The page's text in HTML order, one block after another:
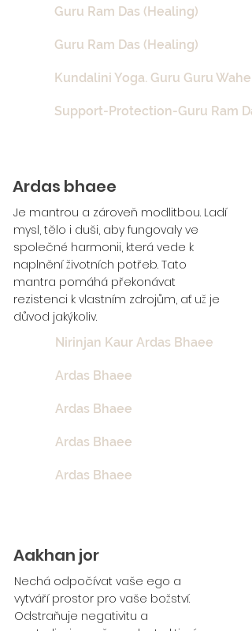
Guru Ram Das (Healing)
Guru Ram Das (Healing)
Kundalini Yoga. Guru Guru
Support-Protection-Guru Ram
Ardas bhaee
Je mantrou a zároveň modlitbou. Ladí
mysl, tělo i duši, aby fungovaly ve
společné harmonii, která vede k
naplnění životních potřeb. Tato
mantra pomáhá překonávat
rezistenci k vlastním zdrojům, ať už je
důvod jakýkoliv.
Nirinjan Kaur Ardas Bhaee
Ardas Bhaee
Ardas Bhaee
Ardas Bhaee
Ardas Bhaee
Aakhan jor
Nechá odpočívat vaše ego a
vytváří prostor pro vaše božství.
Odstraňuje negativitu a